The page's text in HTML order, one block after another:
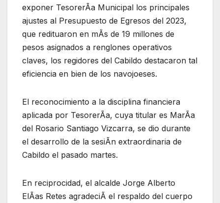
exponer TesorerÃa Municipal los principales
ajustes al Presupuesto de Egresos del 2023,
que redituaron en mÃs de 19 millones de
pesos asignados a renglones operativos
claves, los regidores del Cabildo destacaron tal
eficiencia en bien de los navojoeses.
El reconocimiento a la disciplina financiera
aplicada por TesorerÃa, cuya titular es MarÃa
del Rosario Santiago Vizcarra, se dio durante
el desarrollo de la sesiÃn extraordinaria de
Cabildo el pasado martes.
En reciprocidad, el alcalde Jorge Alberto
ElÃas Retes agradeciÃ el respaldo del cuerpo